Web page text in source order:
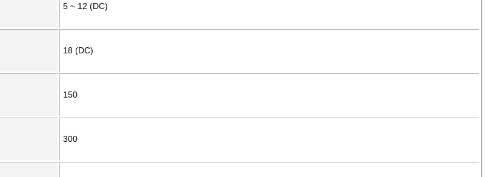
5 ~ 12 (DC)
18 (DC)
150
300